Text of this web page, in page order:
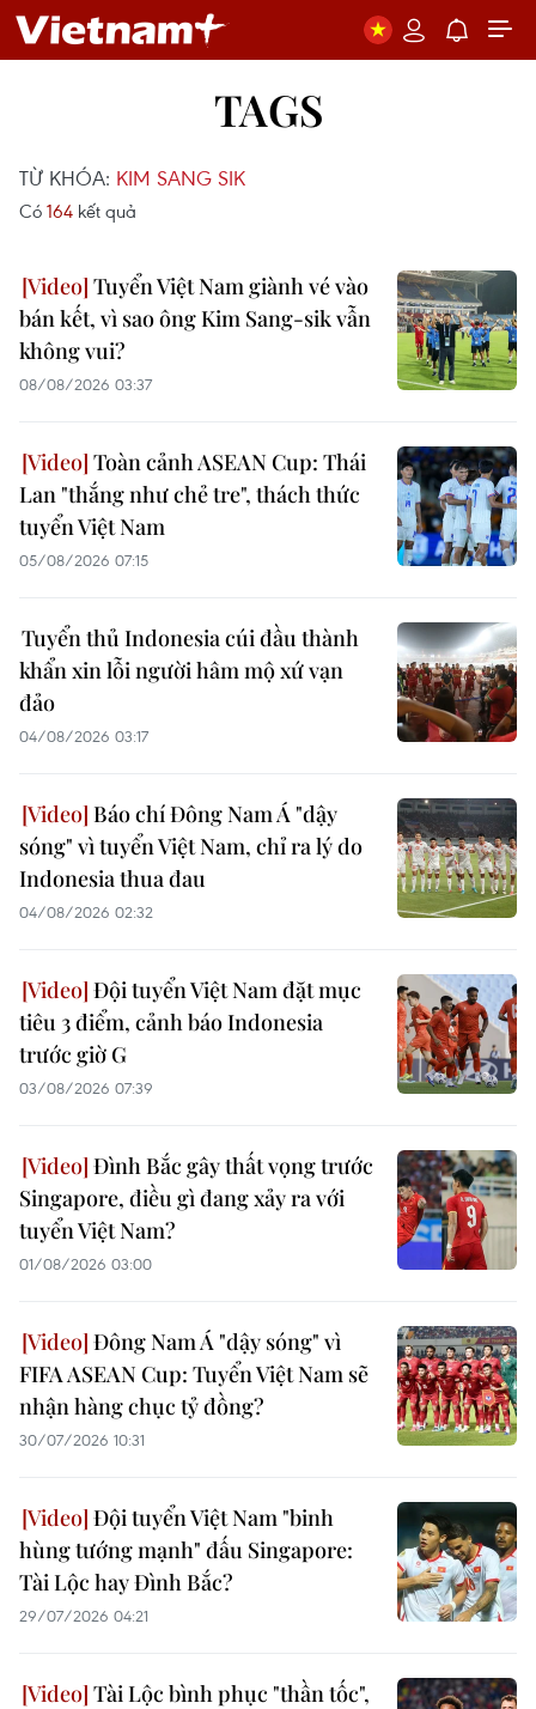
TAGS
TỪ KHÓA: KIM SANG SIK
Có 164 kết quả
Tuyển Việt Nam giành vé vào
bán kết, vì sao ông Kim Sang-sik vẫn
không vui?
08/08/2026 03:37
Toàn cảnh ASEAN Cup: Thái
Lan "thắng như chẻ tre", thách thức
tuyển Việt Nam
05/08/2026 07:15
Tuyển thủ Indonesia cúi đầu thành
khẩn xin lỗi người hâm mộ xứ vạn
đảo
04/08/2026 03:17
Báo chí Đông Nam Á "dậy
sóng" vì tuyển Việt Nam, chỉ ra lý do
Indonesia thua đau
04/08/2026 02:32
Đội tuyển Việt Nam đặt mục
tiêu 3 điểm, cảnh báo Indonesia
trước giờ G
03/08/2026 07:39
Đình Bắc gây thất vọng trước
Singapore, điều gì đang xảy ra với
tuyển Việt Nam?
01/08/2026 03:00
Đông Nam Á "dậy sóng" vì
FIFA ASEAN Cup: Tuyển Việt Nam sẽ
nhận hàng chục tỷ đồng?
30/07/2026 10:31
Đội tuyển Việt Nam "binh
hùng tướng mạnh" đấu Singapore:
Tài Lộc hay Đình Bắc?
29/07/2026 04:21
Tài Lộc bình phục "thần tốc",